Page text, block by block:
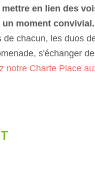
en lien des
moment convivial.
chacun, les duos
s'échanger
notre Charte Place